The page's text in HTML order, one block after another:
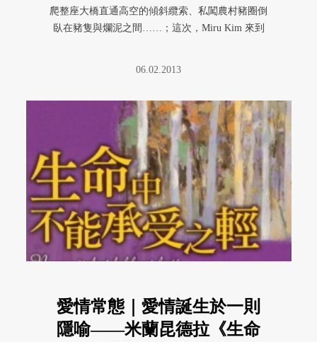
爬整座大橋直通高空的傾斜纜索、私闖農村豬圈倒
臥在豬隻與爛泥之間……；這次，Miru Kim 來到
06.02.2013
愛情常態｜愛情誕生於一則
隱喻——米蘭昆德拉《生命